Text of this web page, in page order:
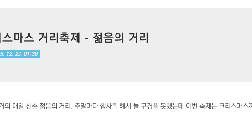
마스 거리축제 - 젊음의 거리
12. 22. 01:38
의 매일 신촌 젊음의 거리. 주말마다 행사를 해서 늘 구경을 못했는데 이번 축제는 크리스마스